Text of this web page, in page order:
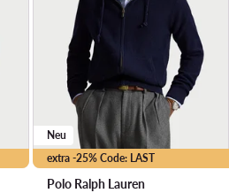
extra -25% Code: LAST
Neu
Polo Ralph Lauren